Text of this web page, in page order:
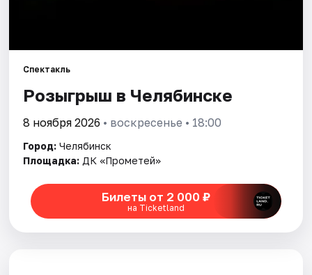
Спектакль
Розыгрыш в Челябинске
8 ноября 2026 • воскресенье • 18:00
Город: Челябинск
Площадка: ДК «Прометей»
Билеты от 2 000 ₽
на Ticketland